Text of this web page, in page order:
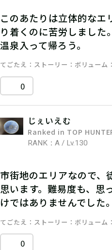
このあたりは立体的なエ
り着くのに苦労しました
温泉入って帰ろう。
てごたえ ストーリー ボリューム
0
じぇいえむ
Ranked in TOP
RANK：A / Lv.130
市街地のエリアなので、
思います。難易度も、思
けではありませんでした。
てごたえ ストーリー ボリューム
0